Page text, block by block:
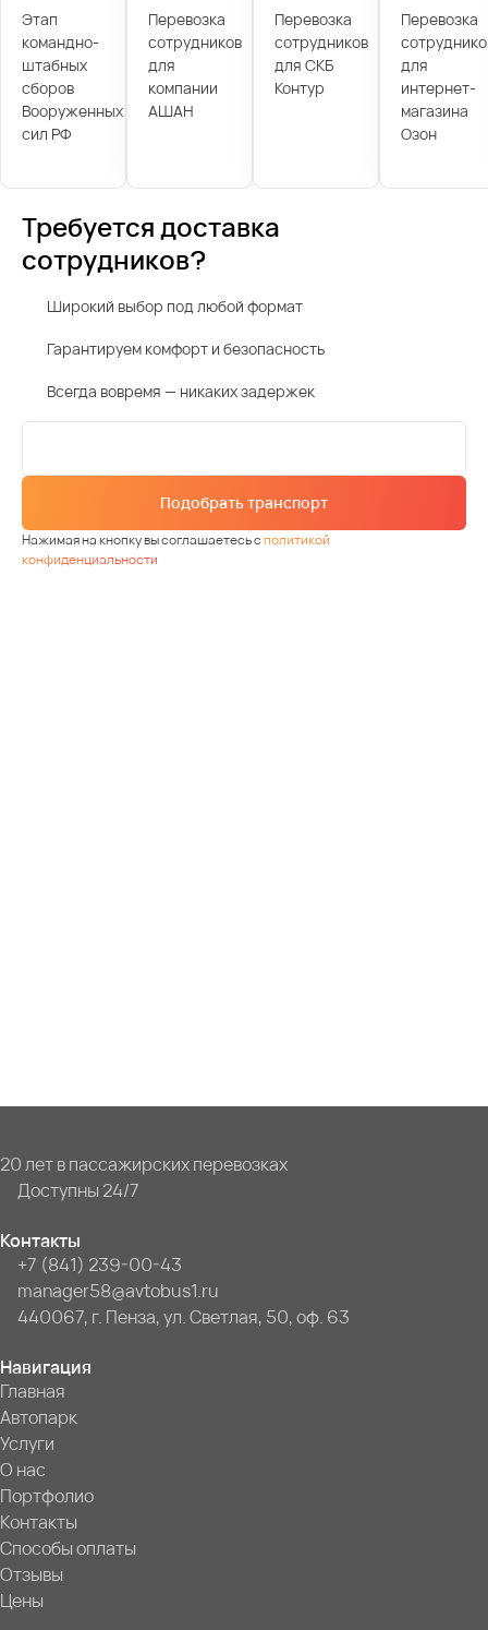
Этап
командно-
штабных
сборов
Вооруженных
сил РФ
Перевозка
сотрудников
для
компании
АШАН
Перевозка
сотрудников
для СКБ
Контур
Перевозка
для
интернет-
магазина
Озон
Требуется доставка
сотрудников?
Широкий выбор под любой формат
Гарантируем комфорт и безопасность
Всегда вовремя — никаких задержек
Подобрать транспорт
Нажимая на кнопку вы соглашаетесь сполитикой
конфиденциальности
20 лет в пассажирских перевозках
Доступны 24/7
Контакты
+7 (841) 239-00-43
manager58@avtobus1.ru
440067, г. Пенза, ул. Светлая, 50, оф. 63
Навигация
Главная
Автопарк
Услуги
О нас
Портфолио
Контакты
Способы оплаты
Отзывы
Цены